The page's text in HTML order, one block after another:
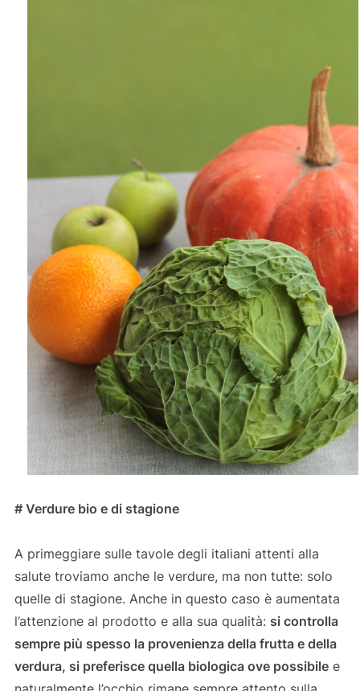
# Verdure bio e di stagione
A primeggiare sulle tavole degli italiani attenti alla
salute troviamo anche le verdure, ma non tutte: solo
quelle di stagione. Anche in questo caso è aumentata
l’attenzione al prodotto e alla sua qualità: si controlla
sempre più spesso la provenienza della frutta e della
verdura, si preferisce quella biologica ove possibilee